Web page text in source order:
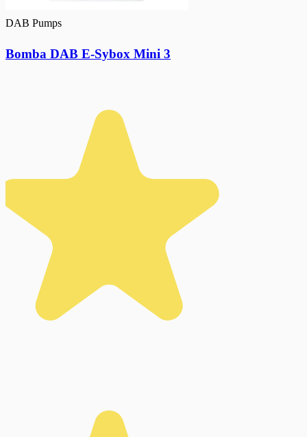
DAB Pumps
Bomba DAB E-Sybox Mini 3